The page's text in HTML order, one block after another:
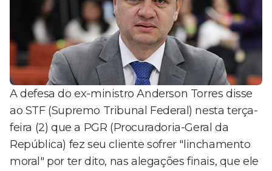
A defesa do ex-ministro Anderson Torres disse
ao STF (Supremo Tribunal Federal) nesta terça-
feira (2) que a PGR (Procuradoria-Geral da
República) fez seu cliente sofrer "linchamento
moral" por ter dito, nas alegações finais, que ele